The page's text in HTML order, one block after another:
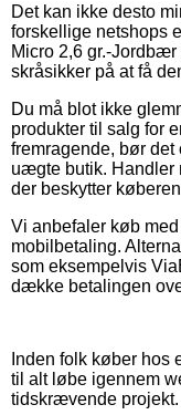
Det kan ikke desto
forskellige netshops
Micro 2,6 gr.-
skråsikker på at få
Du må blot ikke
produkter til salg for
fremragende, bør
uægte butik. Handler
der beskytter
Vi anbefaler køb
mobilbetaling.
som eksempelvis
dække betalingen
Inden folk køber hos
til alt løbe igennem
tidskrævende projekt.